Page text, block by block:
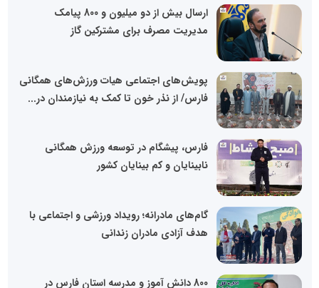
ارسال بیش از دو میلیون و 800 پیامک‌
مدیریت مصرف برای مشترکین گاز
پویش‌های اجتماعی هیات ورزش‌های همگانی
فارس/ از نذر خون تا کمک به نیازمندان در...
فارس، پیشگام در توسعه ورزش همگانی
نابینایان و کم بینایان کشور
گام‌های مادرانه؛ رویداد ورزشی و اجتماعی با
هدف آزادی مادران زندانی
800 دانش آموز و مدرسه استان فارس در